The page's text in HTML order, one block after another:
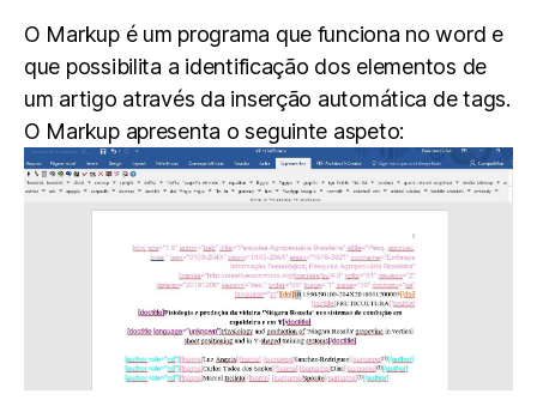
O Markup é um programa que funciona no word e
que possibilita a identificação dos elementos de
um artigo através da inserção automática de tags.
O Markup apresenta o seguinte aspeto: